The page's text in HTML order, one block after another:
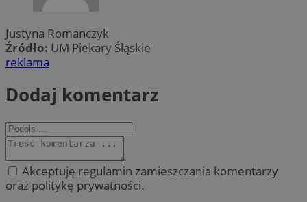
Justyna Romanczyk
Źródło: UM Piekary Śląskie
reklama
Dodaj komentarz
Akceptuję regulamin zamieszczania komentarzy
oraz politykę prywatności.